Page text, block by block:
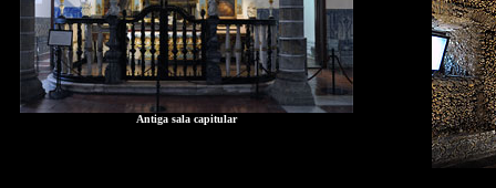
Antiga sala capitular